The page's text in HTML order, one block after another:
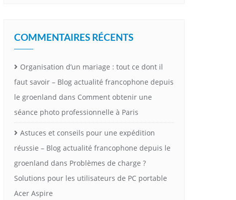
COMMENTAIRES RÉCENTS
Organisation d’un mariage : tout ce dont il
faut savoir – Blog actualité francophone depuis
le groenland dans Comment obtenir une
séance photo professionnelle à Paris
Astuces et conseils pour une expédition
réussie – Blog actualité francophone depuis le
groenland dans Problèmes de charge ?
Solutions pour les utilisateurs de PC portable
Acer Aspire